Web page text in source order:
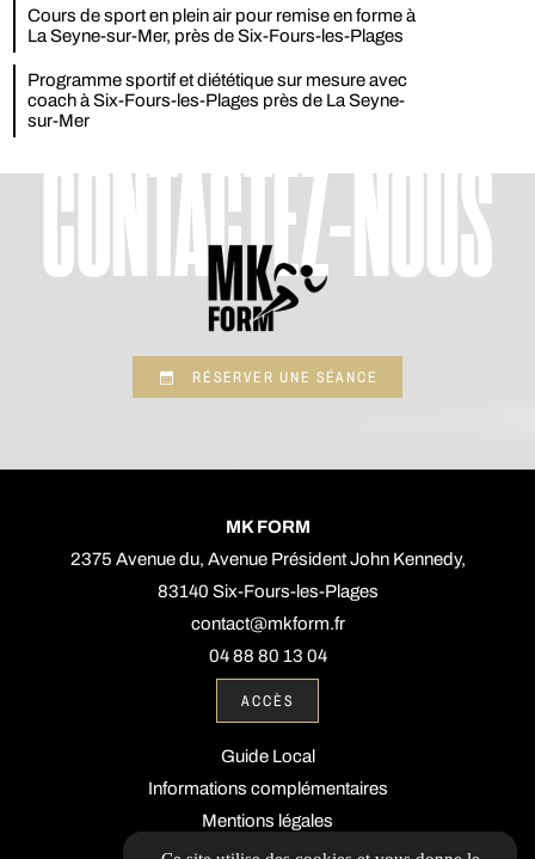
Cours de sport en plein air pour remise en forme à
La Seyne-sur-Mer, près de Six-Fours-les-Plages
Programme sportif et diététique sur mesure avec
coach à Six-Fours-les-Plages près de La Seyne-
sur-Mer
CONTACTEZ-NOUS
RÉSERVER UNE SÉANCE
MK FORM
2375 Avenue du, Avenue Président John Kennedy,
83140 Six-Fours-les-Plages
contact@mkform.fr
04 88 80 13 04
ACCÈS
Guide Local
Informations complémentaires
Mentions légales
Politique de confidentialité